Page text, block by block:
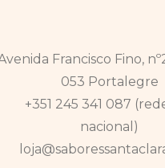
Francisco Fino,
053 Portalegre
+351 245 341 087
nacional)